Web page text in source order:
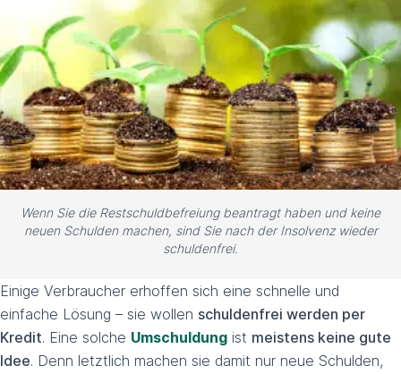
Wenn Sie die Restschuldbefreiung beantragt haben und keine
neuen Schulden machen, sind Sie nach der Insolvenz wieder
schuldenfrei.
Einige Verbraucher erhoffen sich eine schnelle und
einfache Lösung – sie wollen schuldenfrei werden per
Kredit. Eine solche Umschuldung ist meistens keine gute
Idee. Denn letztlich machen sie damit nur neue Schulden,